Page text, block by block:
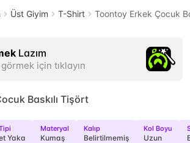
Üst Giyim T-Shirt Toontoy Erkek Çocuk
Lazım
için tıklayın
Baskılı Tişört
Yaka
Materyal
Kumaş
Kalıp
Belirtilmemiş
Kol Boyu
Uzun